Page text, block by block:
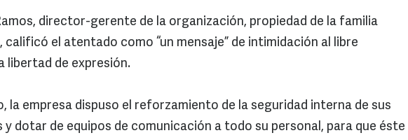
director-gerente de la organización, propiedad de la familia
calificó el atentado como “un mensaje” de intimidación al libre
libertad de expresión.
la empresa dispuso el reforzamiento de la seguridad interna de sus
y dotar de equipos de comunicación a todo su personal, para que éste